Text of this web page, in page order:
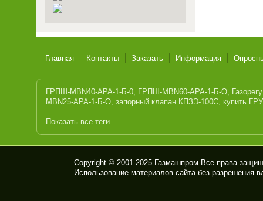
Главная Контакты Заказать Информация
ГРПШ-MBN40-APA-1-Б-0 ГРПШ-MBN60-APA-1-Б-О
MBN25-APA-1-Б-О ,запорный клапан КПЗЭ-100С ,купить
Показать все теги
Copyright © 2001-2025 Газмашпром Все права
Использование материалов сайта без разрешения